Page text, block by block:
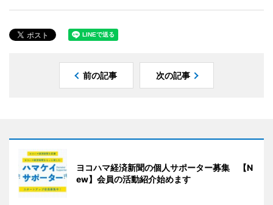
前の記事 次の記事
ヨコハマ経済新聞の個人サポーター募集 【N
ew】会員の活動紹介始めます